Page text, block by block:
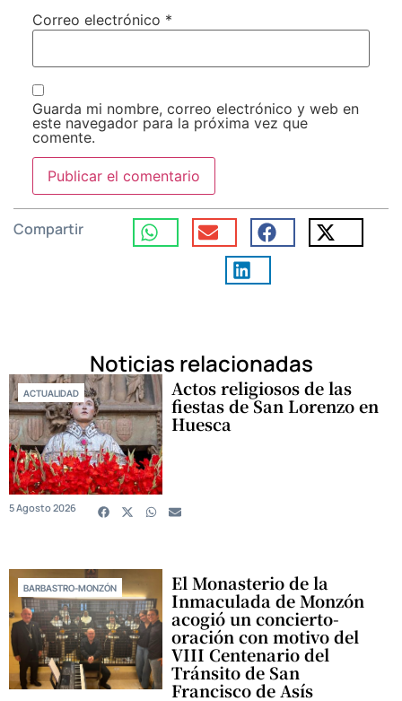
Correo electrónico *
Guarda mi nombre, correo electrónico y web en
este navegador para la próxima vez que
comente.
Compartir
Noticias relacionadas
ACTUALIDAD Actos religiosos de las
fiestas de San Lorenzo en
Huesca
5 Agosto 2026
BARBASTRO-MONZÓN El Monasterio de la
Inmaculada de Monzón
acogió un concierto-
oración con motivo del
VIII Centenario del
Tránsito de San
Francisco de Asís